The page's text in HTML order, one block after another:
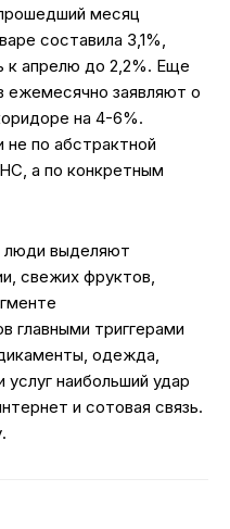
месяц
составила 3,1%,
к апрелю до 2,2%. Еще
ежемесячно заявляют о
на 4-6%.
не по абстрактной
а по конкретным
люди выделяют
свежих фруктов,
главными триггерами
одежда,
наибольший удар
и сотовая связь.